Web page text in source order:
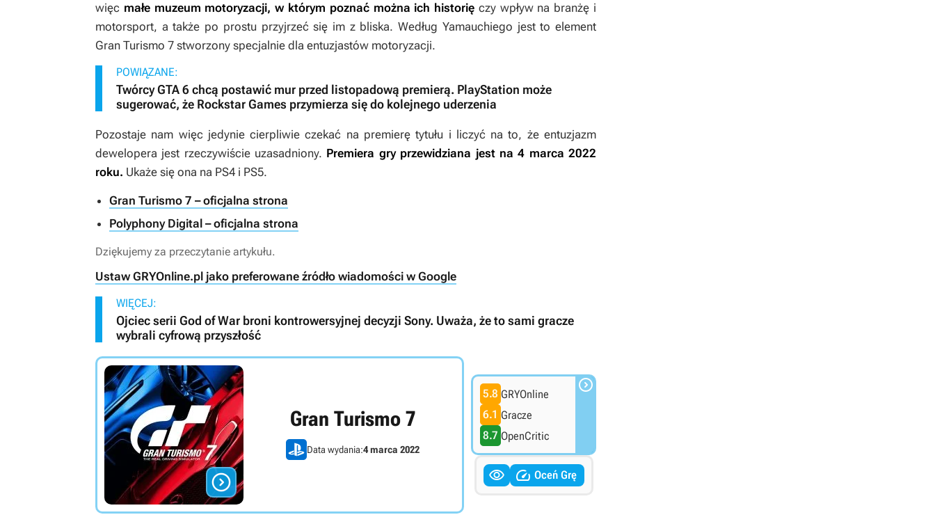
więc małe muzeum motoryzacji, w którym poznać można ich historię czy wpływ na branżę i
motorsport, a także po prostu przyjrzeć się im z bliska. Według Yamauchiego jest to element
Gran Turismo 7 stworzony specjalnie dla entuzjastów motoryzacji.
POWIĄZANE:
Twórcy GTA 6 chcą postawić mur przed listopadową premierą. PlayStation może
sugerować, że Rockstar Games przymierza się do kolejnego uderzenia
Pozostaje nam więc jedynie cierpliwie czekać na premierę tytułu i liczyć na to, że entuzjazm
dewelopera jest rzeczywiście uzasadniony. Premiera gry przewidziana jest na 4 marca 2022
roku. Ukaże się ona na PS4 i PS5.
Gran Turismo 7 – oficjalna strona
Polyphony Digital – oficjalna strona
Dziękujemy za przeczytanie artykułu.
Ustaw GRYOnline.pl jako preferowane źródło wiadomości w Google
WIĘCEJ:
Ojciec serii God of War broni kontrowersyjnej decyzji Sony. Uważa, że to sami gracze
wybrali cyfrową przyszłość

Gran Turismo 7
Data wydania:4 marca 2022
5.8 GRYOnline
6.1 Gracze
8.7 OpenCritic

  Oceń Grę